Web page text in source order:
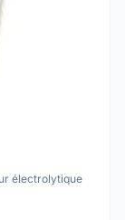
électrolytique